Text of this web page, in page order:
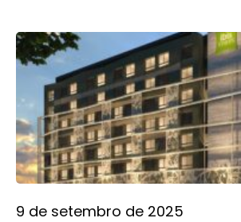
9 de setembro de 2025